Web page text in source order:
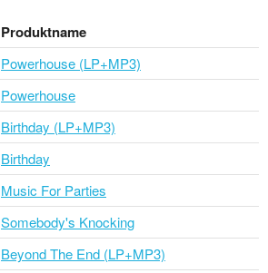
Produktname
Powerhouse (LP+MP3)
Powerhouse
Birthday (LP+MP3)
Birthday
Music For Parties
Somebody's Knocking
Beyond The End (LP+MP3)